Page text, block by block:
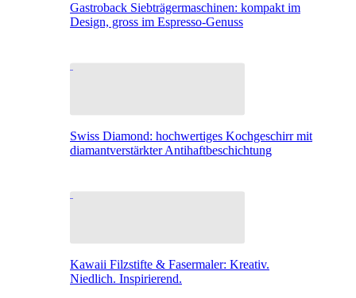
Gastroback Siebträgermaschinen: kompakt im
Design, gross im Espresso-Genuss
Swiss Diamond: hochwertiges Kochgeschirr mit
diamantverstärkter Antihaftbeschichtung
Kawaii Filzstifte & Fasermaler: Kreativ.
Niedlich. Inspirierend.